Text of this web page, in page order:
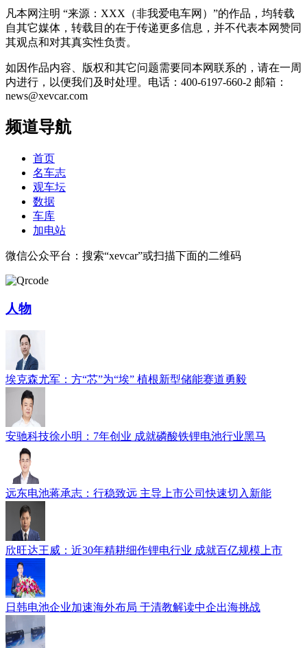
凡本网注明 “来源：XXX（非我爱电车网）”的作品，均转载
自其它媒体，转载目的在于传递更多信息，并不代表本网赞同
其观点和对其真实性负责。
如因作品内容、版权和其它问题需要同本网联系的，请在一周
内进行，以便我们及时处理。电话：400-6197-660-2 邮箱：
news@xevcar.com
频道导航
首页
名车志
观车坛
数据
车库
加电站
微信公众平台：搜索“xevcar”或扫描下面的二维码
人物
埃克森尤军：方“芯”为“埃” 植根新型储能赛道勇毅
安驰科技徐小明：7年创业 成就磷酸铁锂电池行业黑马
远东电池蒋承志：行稳致远 主导上市公司快速切入新能
欣旺达王威：近30年精耕细作锂电行业 成就百亿规模上市
日韩电池企业加速海外布局 于清教解读中企出海挑战